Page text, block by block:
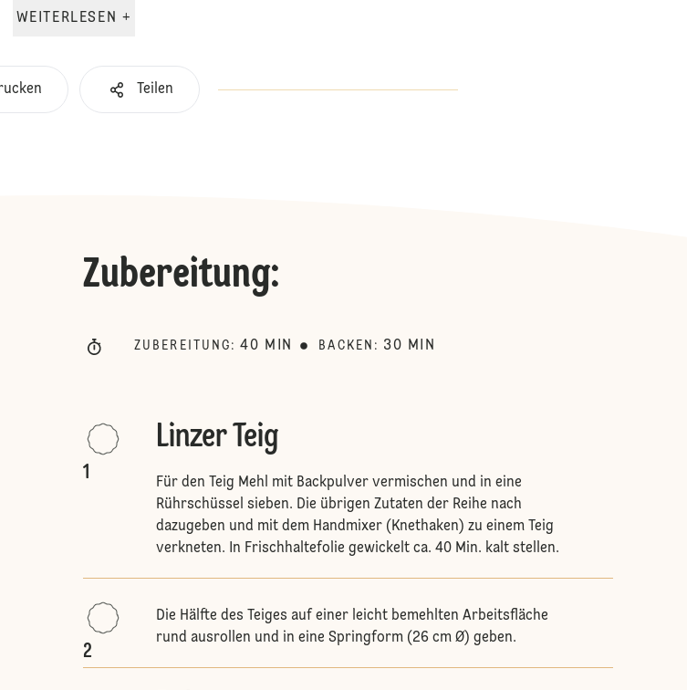
WEITERLESEN +
Teilen
Zubereitung:
ZUBEREITUNG : 40 MIN BACKEN : 30 MIN
1
Linzer Teig
Für den Teig Mehl mit Backpulver vermischen und in eine
Rührschüssel sieben. Die übrigen Zutaten der Reihe nach
dazugeben und mit dem Handmixer (Knethaken) zu einem Teig
verkneten. In Frischhaltefolie gewickelt ca. 40 Min. kalt stellen.
2
Die Hälfte des Teiges auf einer leicht bemehlten Arbeitsfläche
rund ausrollen und in eine Springform (26 cm Ø) geben.